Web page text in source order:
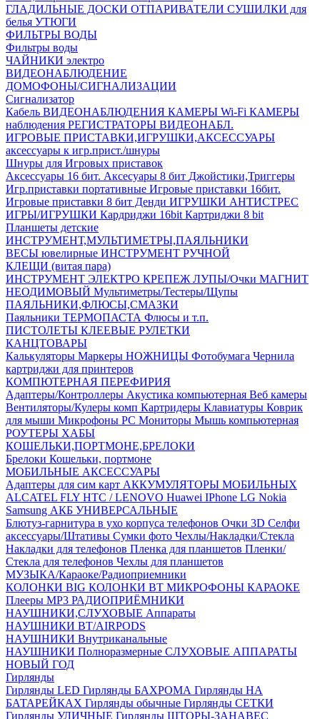
ГЛАДИЛЬНЫЕ ДОСКИ ОТПАРИВАТЕЛИ СУШИЛКИ для
белья УТЮГИ
ФИЛЬТРЫ ВОДЫ
Фильтры воды
ЧАЙНИКИ электро
ВИДЕОНАБЛЮДЕНИЕ
ДОМОФОНЫ/СИГНАЛИЗАЦИИ
Сигнализатор
Кабель ВИДЕОНАБЛЮДЕНИЯ КАМЕРЫ Wi-Fi КАМЕРЫ
наблюдения РЕГИСТРАТОРЫ ВИДЕОНАБЛ.
ИГРОВЫЕ ПРИСТАВКИ,ИГРУШКИ,АКСЕССУАРЫ
аксесcуары к игр.прист./шнуры
Шнуры для Игровых приставок
Аксессуары 16 бит. Аксесуары 8 бит Джойстики,Триггеры
Игр.приставки портативные Игровые приставки 16бит.
Игровые приставки 8 бит Денди ИГРУШКИ АНТИСТРЕС
ИГРЫ/ИГРУШКИ Кардриджи 16bit Картриджи 8 bit
Планшеты детские
ИНСТРУМЕНТ,МУЛЬТИМЕТРЫ,ПАЯЛЬНИКИ
ВЕСЫ ювелирные ИНСТРУМЕНТ РУЧНОЙ
КЛЕЩИ (витая пара)
ИНСТРУМЕНТ ЭЛЕКТРО КРЕПЕЖ ЛУПЫ/Очки МАГНИТ
НЕОДИМОВЫЙ Мультиметры/Тестеры/Щупы
ПАЯЛЬНИКИ,ФЛЮСЫ,СМАЗКИ
Паяльники ТЕРМОПАСТА Флюсы и т.п.
ПИСТОЛЕТЫ КЛЕЕВЫЕ РУЛЕТКИ
КАНЦТОВАРЫ
Калькуляторы Маркеры НОЖНИЦЫ Фотобумага Чернила
картриджи для принтеров
КОМПЮТЕРНАЯ ПЕРЕФИРИЯ
Адаптеры/Контроллеры Акустика компьютерная Веб камеры
Вентиляторы/Кулеры комп Картридеры Клавиатуры Коврик
для мыши Микрофоны PC Мониторы Мышь компьютерная
РОУТЕРЫ ХАБЫ
КОШЕЛЬКИ,ПОРТМОНЕ,БРЕЛОКИ
Брелоки Кошельки, портмоне
МОБИЛЬНЫЕ АКСЕССУАРЫ
Адаптеры для сим карт АККУМУЛЯТОРЫ МОБИЛЬНЫХ
ALCATEL FLY HTC / LENOVO Huawei IPhone LG Nokia
Samsung АКБ УНИВЕРСАЛЬНЫЕ
Блютуз-гарнитура в ухо корпуса телефонов Очки 3D Селфи
аксессуары/Штативы Сумки фото Чехлы/Накладки/Стекла
Накладки для телефонов Пленка для планшетов Пленки/
Стекла для телефонов Чехлы для планшетов
МУЗЫКА/Караоке/Радиоприемники
КОЛОНКИ BIG КОЛОНКИ BT МИКРОФОНЫ КАРАОКЕ
Плееры MP3 РАДИОПРИЁМНИКИ
НАУШНИКИ,СЛУХОВЫЕ Аппараты
НАУШНИКИ BT/AIRPODS
НАУШНИКИ Внутриканальные
НАУШНИКИ Полноразмерные СЛУХОВЫЕ АППАРАТЫ
НОВЫЙ ГОД
Гирлянды
Гирлянды LED Гирлянды БАХРОМА Гирлянды НА
БАТАРЕЙКАХ Гирлянды обычные Гирлянды СЕТКИ
Гирлянды УЛИЧНЫЕ Гирлянды ШТОРЫ-ЗАНАВЕС